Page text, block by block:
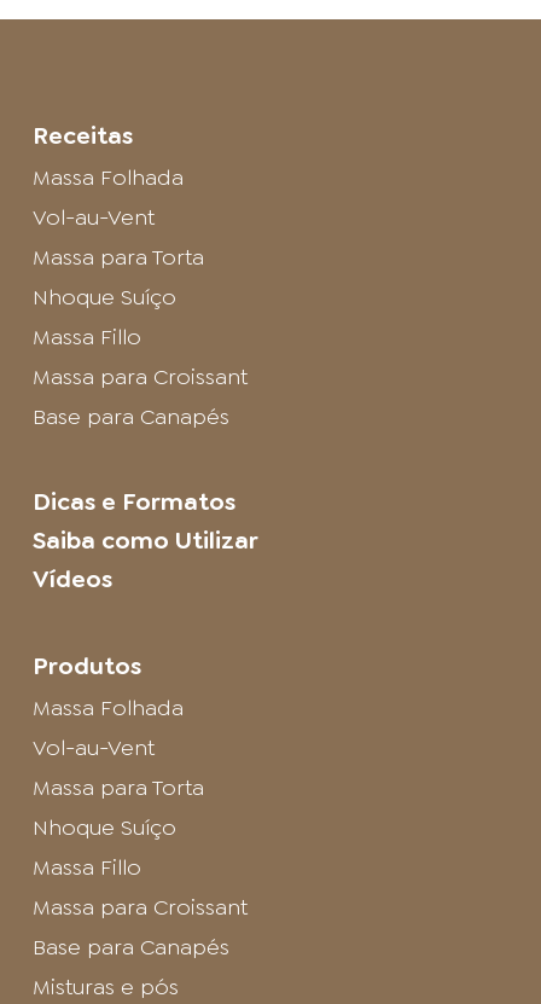
Receitas
Massa Folhada
Vol-au-Vent
Massa para Torta
Nhoque Suíço
Massa Fillo
Massa para Croissant
Base para Canapés
Dicas e Formatos
Saiba como Utilizar
Vídeos
Produtos
Massa Folhada
Vol-au-Vent
Massa para Torta
Nhoque Suíço
Massa Fillo
Massa para Croissant
Base para Canapés
Misturas e pós